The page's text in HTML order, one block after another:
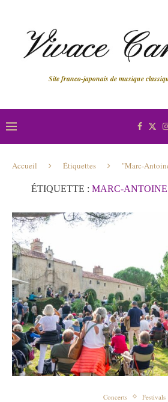
Site franco-japonais de musique
Accueil Étiquettes "Marc-
ÉTIQUETTE : MARC-
Concerts Festivals